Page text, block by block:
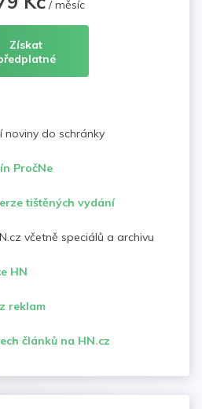
/ měsíc
Získat
noviny do schránky
PročNe
tištěných vydání
včetně speciálů a archivu
HN
reklam
článků na HN.cz